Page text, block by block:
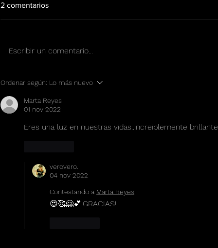
Green Tips de cara a una
Nueva Era Cannábica
2 comentarios
Escribir un comentario...
Ordenar según: Lo más nuevo
Marta Reyes
01 nov 2022
Eres una luz en nuestras vidas..increiblemente
verovero.
04 nov 2022
Contestando a Marta Reyes
😍🥰🤗💕¡GRACIAS!